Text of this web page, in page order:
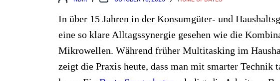
In über 15 Jahren in der Konsumgüter- und
eine so klare Alltagssynergie gesehen wie die
Mikrowellen. Während früher Multitasking im
zeigt die Praxis heute, dass man mit smarter Technik